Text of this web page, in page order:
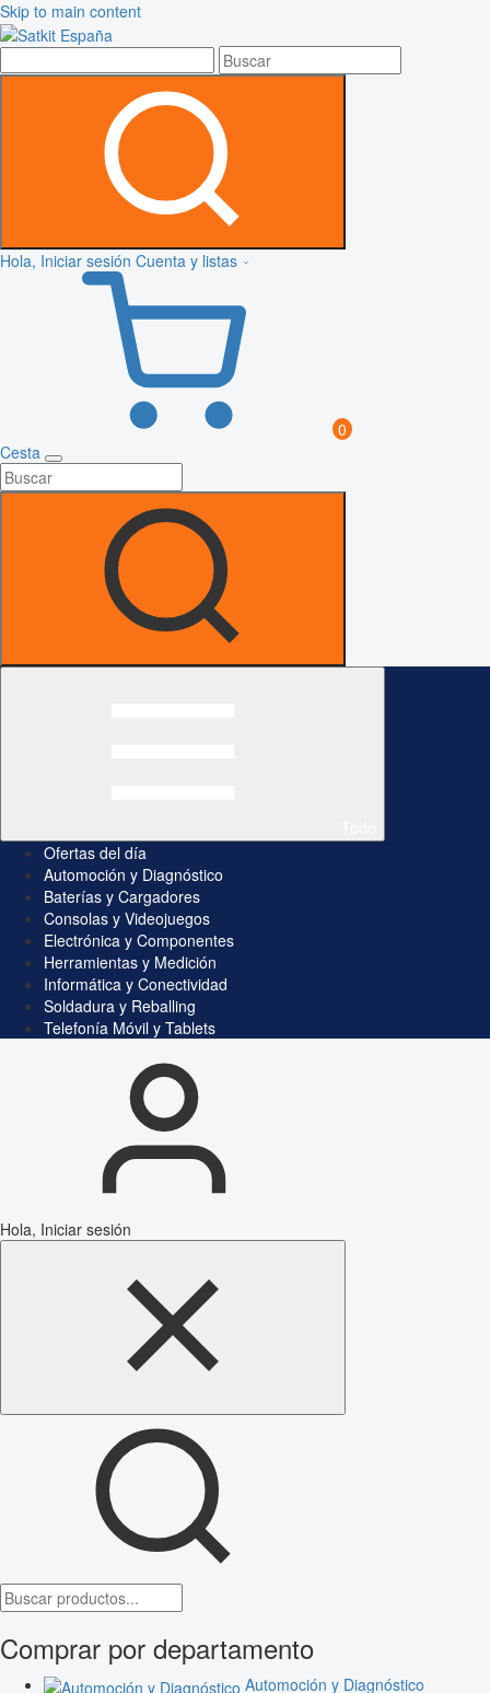
Skip to main content
Hola, Iniciar sesión Cuenta y listas
0
Cesta
Ofertas del día
Automoción y Diagnóstico
Baterías y Cargadores
Consolas y Videojuegos
Electrónica y Componentes
Herramientas y Medición
Informática y Conectividad
Soldadura y Reballing
Telefonía Móvil y Tablets
Hola, Iniciar sesión
Comprar por departamento
Automoción y Diagnóstico